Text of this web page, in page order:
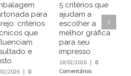
para
critérios
que
e
2026 | 0
5 critérios que
ajudam a
escolher a
melhor gráfica
para seu
impresso
18/02/2026 | 0
Comentários